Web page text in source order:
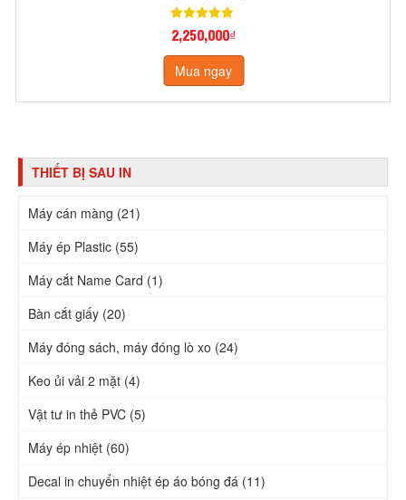
2,250,000₫
Mua ngay
THIẾT BỊ SAU IN
Máy cán màng (21)
Máy ép Plastic (55)
Máy cắt Name Card (1)
Bàn cắt giấy (20)
Máy đóng sách, máy đóng lò xo (24)
Keo ủi vải 2 mặt (4)
Vật tư in thẻ PVC (5)
Máy ép nhiệt (60)
Decal in chuyển nhiệt ép áo bóng đá (11)